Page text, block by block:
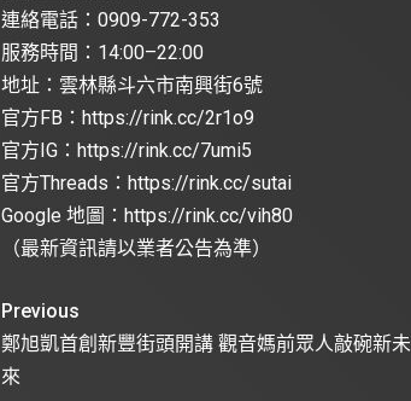
連絡電話：0909-772-353
服務時間：14:00–22:00
地址：雲林縣斗六市南興街6號
官方FB： https://rink.cc/2r1o9
官方IG： https://rink.cc/7umi5
官方Threads： https://rink.cc/sutai
Google 地圖： https://rink.cc/vih80
（最新資訊請以業者公告為準）
Previous
鄭旭凱首創新豐街頭開講 觀音媽前眾人敲碗新未
來